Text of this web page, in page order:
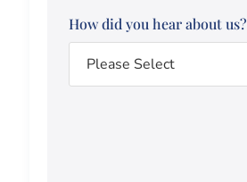
How did you hear about us?